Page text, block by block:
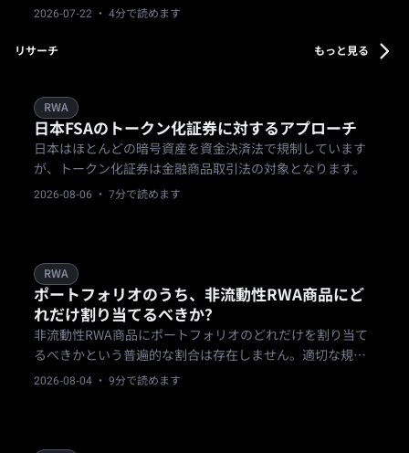
国為替取引では名目ベースで1億6,000万米ドルを超える出
を現実の取引で実証しました。
2026-07-22 · 4分で読めます
リサーチ もっと見る
RWA
日本FSAのトークン化証券に対するアプローチ
日本はほとんどの暗号資産を資金決済法で規制しています
が、トークン化証券は金融商品取引法の対象となります。
2026-08-06 · 7分で読めます
RWA
ポートフォリオのうち、非流動性RWA商品にど
れだけ割り当てるべきか？
非流動性RWA商品にポートフォリオのどれだけを割り当て
るべきかという普遍的な割合は存在しません。適切な規模
は個人の状況によって異なります。
2026-08-04 · 9分で読めます